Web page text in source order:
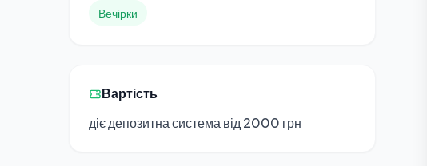
Вечірки
Вартість
діє депозитна система від 2000 грн